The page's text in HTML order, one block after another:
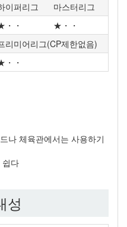
이퍼리그
마스터리그
・・
★・・
리미어리그(CP제한없음)
・・
나 체육관에서는 사용하기
쉽다
성